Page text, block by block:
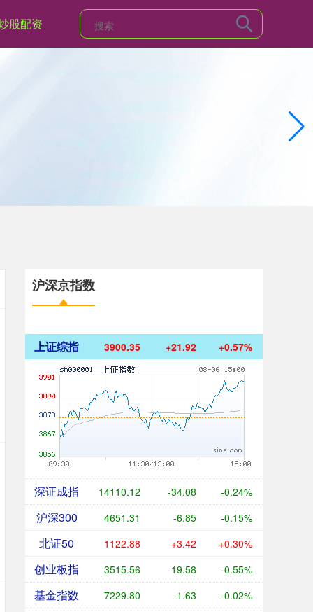
股配资
沪深京指数
上证综指 3900.35 +21.92 +0.57%
深证成指 14110.12 -34.08 -0.24%
沪深300 4651.31 -6.85 -0.15%
北证50 1122.88 +3.42 +0.30%
创业板指 3515.56 -19.58 -0.55%
基金指数 7229.80 -1.63 -0.02%